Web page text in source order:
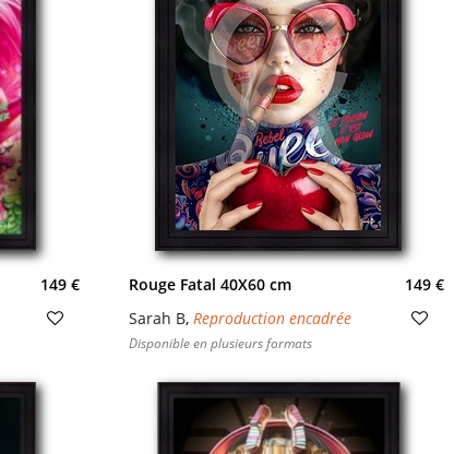
149 €
Rouge Fatal 40X60 cm
149 €
Sarah B,Reproduction encadrée
Disponible en plusieurs formats